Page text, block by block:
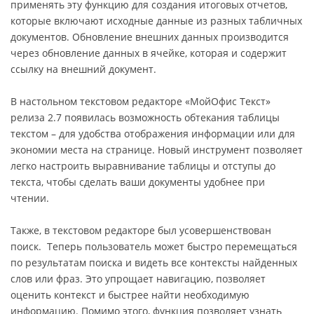
применять эту функцию для создания итоговых отчетов,
которые включают исходные данные из разных табличных
документов. Обновление внешних данных производится
через обновление данных в ячейке, которая и содержит
ссылку на внешний документ.
В настольном текстовом редакторе «МойОфис Текст»
релиза 2.7 появилась возможность обтекания таблицы
текстом – для удобства отображения информации или для
экономии места на странице. Новый инструмент позволяет
легко настроить выравнивание таблицы и отступы до
текста, чтобы сделать ваши документы удобнее при
чтении.
Также, в текстовом редакторе был усовершенствован
поиск. Теперь пользователь может быстро перемещаться
по результатам поиска и видеть все контексты найденных
слов или фраз. Это упрощает навигацию, позволяет
оценить контекст и быстрее найти необходимую
информацию. Помимо этого, функция позволяет узнать